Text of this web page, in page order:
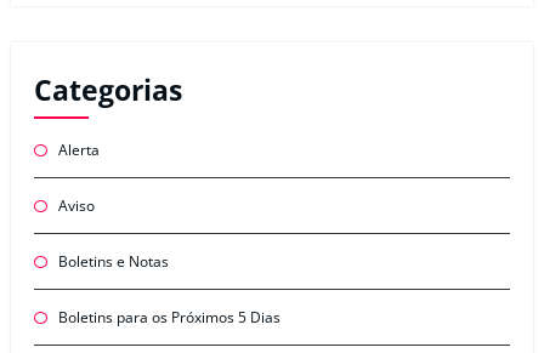
Categorias
Alerta
Aviso
Boletins e Notas
Boletins para os Próximos 5 Dias